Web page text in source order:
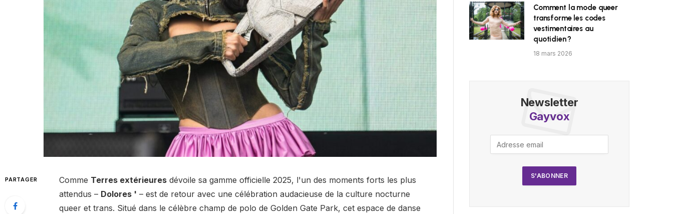
PARTAGER Comme Terres extérieuresdévoile sa gamme officielle 2025, l'un des moments forts les plus
attendus – Dolores ' – est de retour avec une célébration audacieuse de la culture nocturne
queer et trans. Situé dans le célèbre champ de polo de Golden Gate Park, cet espace de danse
Comment la mode queer
transforme les codes
vestimentaires au
quotidien ?
18 mars 2026
Newsletter
Gayvox